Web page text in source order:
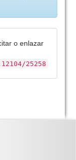
o enlazar
25258